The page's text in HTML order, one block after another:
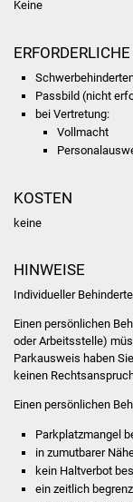
Keine
Passbild (nicht
bei Vertretung:
Vollmacht
KOSTEN
keine
HINWEISE
Individueller
Einen persönlichen
oder Arbeitsstelle)
Parkausweis haben
keinen
Einen persönlichen
Parkplatzmangel
in zumutbarer
kein Haltverbot
ein zeitlich